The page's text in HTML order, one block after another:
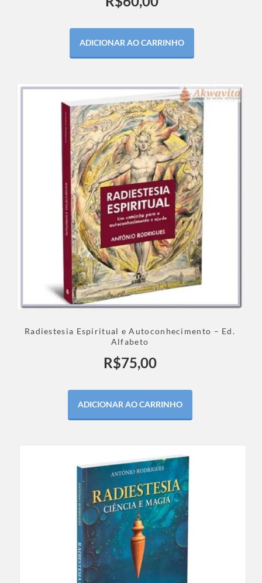
ADICIONAR AO CARRINHO
Radiestesia Espiritual e Autoconhecimento – Ed.
Alfabeto
R$75,00
ADICIONAR AO CARRINHO